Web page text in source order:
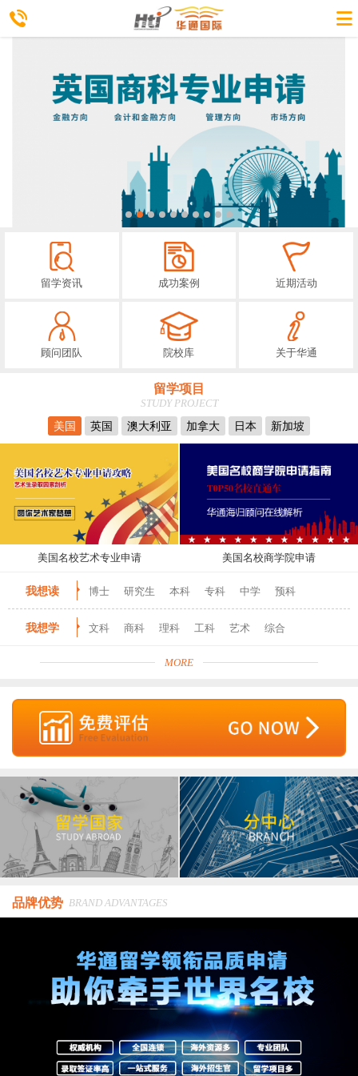
留学资讯 成功案例 近期活动
顾问团队 院校库 关于华通
留学项目
STUDY PROJECT
美国
英国 澳大利亚 加拿大 日本 新加坡
美国名校艺术专业申请 美国名校商学院申请
我想读 博士 研究生 本科 专科 中学 预科
我想学 文科 商科 理科 工科 艺术 综合
MORE
品牌优势 BRAND ADVANTAGES